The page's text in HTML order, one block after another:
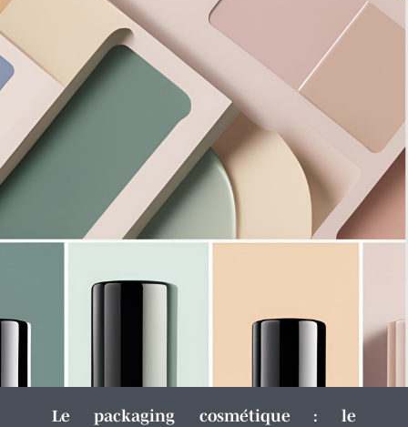
Le packaging cosmétique : le